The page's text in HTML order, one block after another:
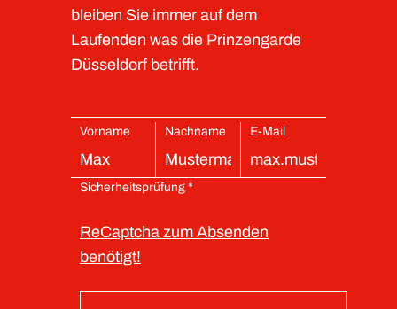
bleiben Sie immer auf dem
Laufenden was die Prinzengarde
Düsseldorf betrifft.
Vorname Nachname E-Mail
Sicherheitsprüfung *
ReCaptcha zum Absenden
benötigt!